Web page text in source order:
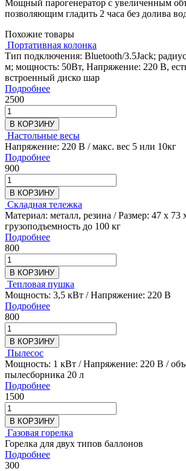
Мощный парогенератор с увеличенным
позволяющим гладить 2 часа без долива
Похожие товары
Портативная колонка
Тип подключения: Bluetooth/3.5Jack;
м; мощность: 50Вт, Напряжение: 220 В,
встроенный диско шар
Подробнее
2500
В КОРЗИНУ
Настольные весы
Напряжение: 220 В / макс. вес 5 или 10кг
Подробнее
900
В КОРЗИНУ
Складная тележка
Материал: металл, резина / Размер: 47 х 73
грузоподъемность до 100 кг
Подробнее
800
В КОРЗИНУ
Тепловая пушка
Мощность: 3,5 кВт / Напряжение: 220 В
Подробнее
800
В КОРЗИНУ
Пылесос
Мощность: 1 кВт / Напряжение: 220 В /
пылесборника 20 л
Подробнее
1500
В КОРЗИНУ
Газовая горелка
Горелка для двух типов баллонов
Подробнее
300